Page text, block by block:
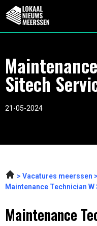
Sitech
21-05-2024
Vacatures meerssen
Maintenance Technician
Maintenance